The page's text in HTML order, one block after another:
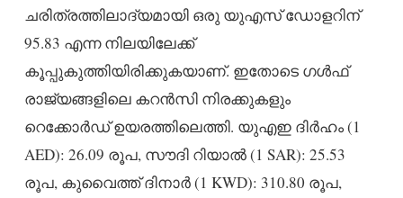
ചരിത്രത്തിലാദ്യമായി ഒരു യുഎസ് ഡോളറിന്
95.83 എന്ന നിലയിലേക്ക്
കൂപ്പുകുത്തിയിരിക്കുകയാണ്. ഇതോടെ ഗൾഫ്
രാജ്യങ്ങളിലെ കറൻസി നിരക്കുകളും
റെക്കോർഡ് ഉയരത്തിലെത്തി. യുഎഇ ദിർഹം (1
AED): 26.09 രൂപ, സൗദി റിയാൽ (1 SAR): 25.53
രൂപ, കുവൈത്ത് ദിനാർ (1 KWD): 310.80 രൂപ,